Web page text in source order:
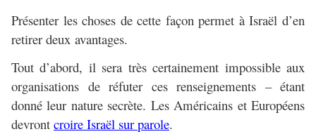
Présenter les choses de cette façon permet à Israël d’en
retirer deux avantages.
Tout d’abord, il sera très certainement impossible aux
organisations de réfuter ces renseignements – étant
donné leur nature secrète. Les Américains et Européens
devront croire Israël sur parole.